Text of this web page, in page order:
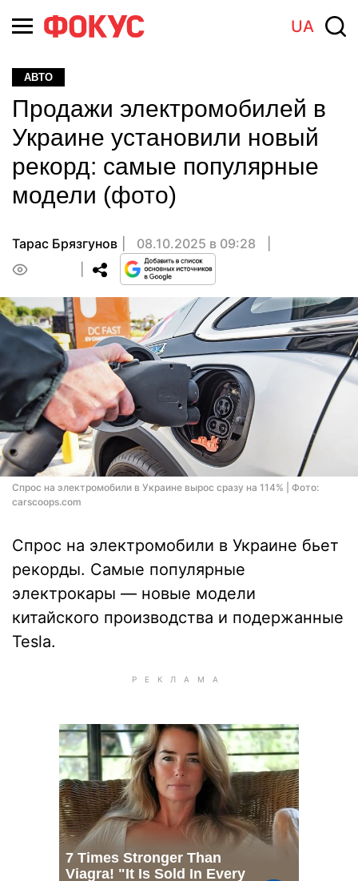
UA
АВТО
Продажи электромобилей в
Украине установили новый
рекорд: самые популярные
модели (фото)
Тарас Брязгунов
08.10.2025 в 09:28
Спрос на электромобили в Украине вырос сразу на 114% | Фото:
carscoops.com
Спрос на электромобили в Украине бьет
рекорды. Самые популярные
электрокары — новые модели
китайского производства и подержанные
Tesla.